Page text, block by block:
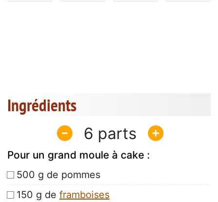
Ingrédients
6
Pour un grand moule à cake :
500 g de pommes
150 g de framboises